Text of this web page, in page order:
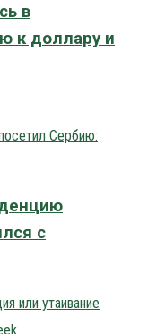
в
к доллару и
с